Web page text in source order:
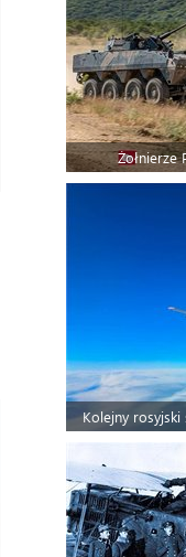
Żołnierze
Kolejny rosyjski